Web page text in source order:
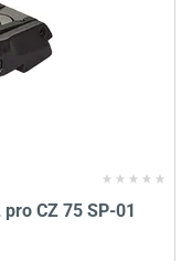
CZ 75 SP-01